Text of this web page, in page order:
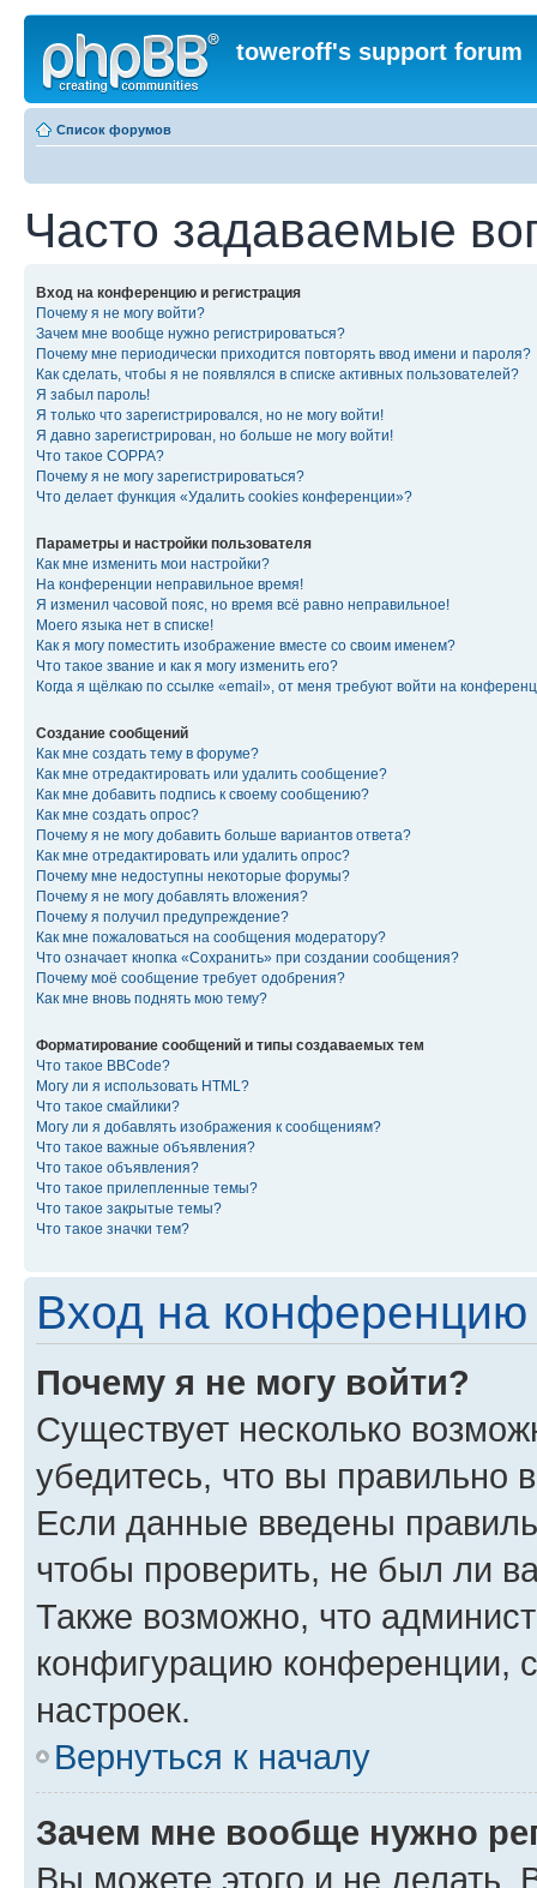
toweroff's support forum
Список форумов
Часто задаваемые
Вход на конференцию и регистрация
Почему я не могу войти?
Зачем мне вообще нужно регистрироваться?
Почему мне периодически приходится повторять ввод имени и пароля?
Как сделать, чтобы я не появлялся в списке активных пользователей?
Я забыл пароль!
Я только что зарегистрировался, но не могу войти!
Я давно зарегистрирован, но больше не могу войти!
Что такое COPPA?
Почему я не могу зарегистрироваться?
Что делает функция «Удалить cookies конференции»?
Параметры и настройки пользователя
Как мне изменить мои настройки?
На конференции неправильное время!
Я изменил часовой пояс, но время всё равно неправильное!
Моего языка нет в списке!
Как я могу поместить изображение вместе со своим именем?
Что такое звание и как я могу изменить его?
Когда я щёлкаю по ссылке «email», от меня требуют войти на
Создание сообщений
Как мне создать тему в форуме?
Как мне отредактировать или удалить сообщение?
Как мне добавить подпись к своему сообщению?
Как мне создать опрос?
Почему я не могу добавить больше вариантов ответа?
Как мне отредактировать или удалить опрос?
Почему мне недоступны некоторые форумы?
Почему я не могу добавлять вложения?
Почему я получил предупреждение?
Как мне пожаловаться на сообщения модератору?
Что означает кнопка «Сохранить» при создании сообщения?
Почему моё сообщение требует одобрения?
Как мне вновь поднять мою тему?
Форматирование сообщений и типы создаваемых тем
Что такое BBCode?
Могу ли я использовать HTML?
Что такое смайлики?
Могу ли я добавлять изображения к сообщениям?
Что такое важные объявления?
Что такое объявления?
Что такое прилепленные темы?
Что такое закрытые темы?
Что такое значки тем?
Вход на конференцию
Почему я не могу войти?
Существует несколько
убедитесь, что вы правильно
Если данные введены
чтобы проверить, не был ли
Также возможно, что
конфигурацию конференции,
настроек.
Вернуться к началу
Зачем мне вообще нужно
Вы можете этого и не делать.